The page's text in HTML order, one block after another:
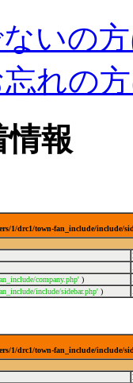
いの
れの
報
1/drc1/town-fan_include/include/
company.php' )
include/sidebar.php' )
1/drc1/town-fan_include/include/